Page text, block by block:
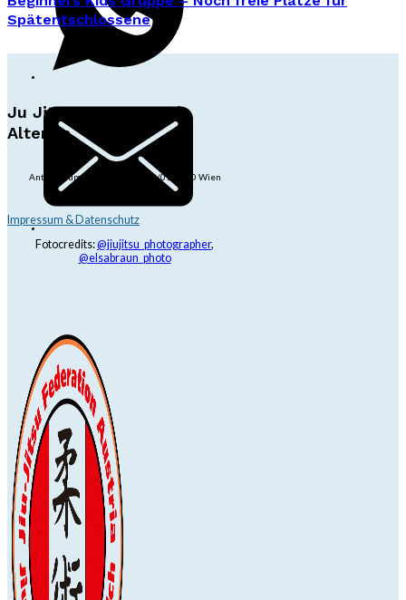
Spätentschlossene
Ju Jitsu Ryu Tsunami
Alterlaa
Anton-Baumgartner-Str. 44/B8/01, 1230 Wien
Impressum & Datenschutz
Fotocredits:@jiujitsu_photographer,
@elsabraun_photo